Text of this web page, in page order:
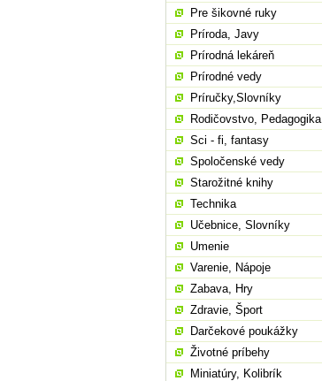
Pre šikovné ruky
Príroda, Javy
Prírodná lekáreň
Prírodné vedy
Príručky,Slovníky
Rodičovstvo, Pedagogika
Sci - fi, fantasy
Spoločenské vedy
Starožitné knihy
Technika
Učebnice, Slovníky
Umenie
Varenie, Nápoje
Zabava, Hry
Zdravie, Šport
Darčekové poukážky
Životné príbehy
Miniatúry, Kolibrík